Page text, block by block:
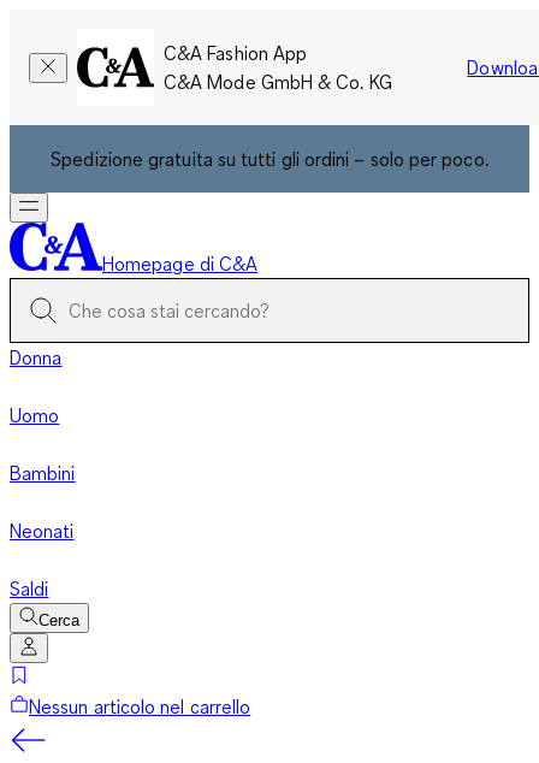
C&A Fashion App
C&A Mode GmbH & Co. KG
Spedizione gratuita su tutti gli ordini – solo per poco.
Homepage di C&A
Donna
Uomo
Bambini
Neonati
Saldi
Cerca
Nessun articolo nel carrello